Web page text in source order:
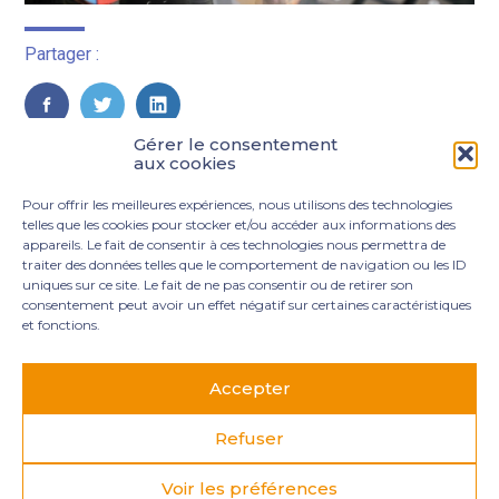
Gérer le consentement
aux cookies
Pour offrir les meilleures expériences, nous utilisons des technologies
telles que les cookies pour stocker et/ou accéder aux informations des
appareils. Le fait de consentir à ces technologies nous permettra de
traiter des données telles que le comportement de navigation ou les ID
uniques sur ce site. Le fait de ne pas consentir ou de retirer son
consentement peut avoir un effet négatif sur certaines caractéristiques
et fonctions.
Accepter
Refuser
Voir les préférences
Partager :
FaceBook
TwitterLinkedIn
Principale
3 rue Marie Dupil – La Plaine Petit Manoir – 97232 Le